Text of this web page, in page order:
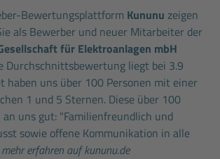
Bewertungsplattform Kununu zeigen
als Bewerber und neuer Mitarbeiter der
für Elektroanlagen mbH
Durchschnittsbewertung liegt bei 3.9
haben uns über 100 Personen mit einer
1 und 5 Sternen. Diese über 100
uns gut: "Familienfreundlich und
sowie offene Kommunikation in alle
erfahren auf kununu.de